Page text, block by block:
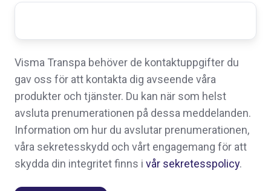
Visma Transpa behöver de kontaktuppgifter du
gav oss för att kontakta dig avseende våra
produkter och tjänster. Du kan när som helst
avsluta prenumerationen på dessa meddelanden.
Information om hur du avslutar prenumerationen,
våra sekretesskydd och vårt engagemang för att
skydda din integritet finns i vår sekretesspolicy.